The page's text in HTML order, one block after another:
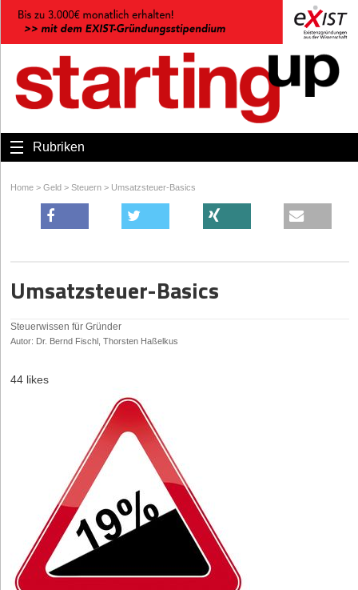
Rubriken
Home > Geld > Steuern > Umsatzsteuer-Basics
Umsatzsteuer-Basics
Steuerwissen für Gründer
Autor: Dr. Bernd Fischl, Thorsten Haßelkus
44 likes